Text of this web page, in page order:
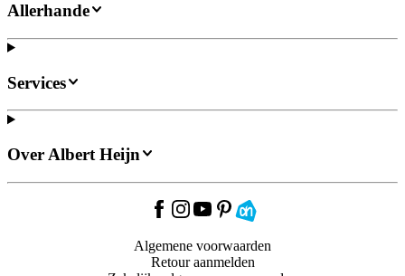
Allerhande
Services
Over Albert Heijn
Algemene voorwaarden
Retour aanmelden